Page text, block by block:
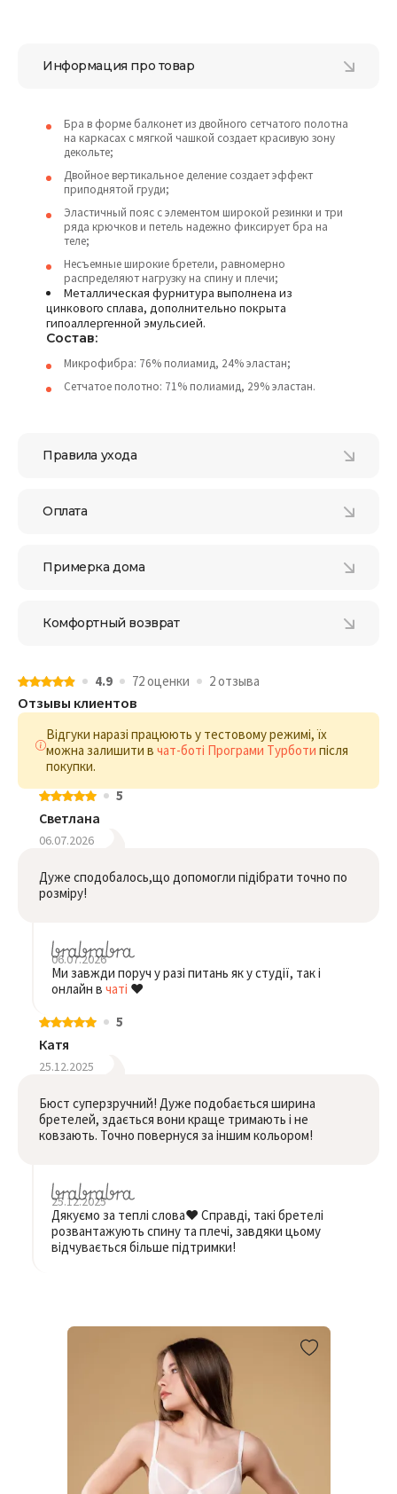
Информация про товар
Бра в форме балконет из двойного сетчатого полотна
на каркасах с мягкой чашкой создает красивую зону
декольте;
Двойное вертикальное деление создает эффект
приподнятой груди;
Эластичный пояс с элементом широкой резинки и три
ряда крючков и петель надежно фиксирует бра на
теле;
Несъемные широкие бретели, равномерно
распределяют нагрузку на спину и плечи;
Металлическая фурнитура выполнена из
цинкового сплава, дополнительно покрыта
гипоаллергенной эмульсией.
Состав:
Микрофибра: 76% полиамид, 24% эластан;
Сетчатое полотно: 71% полиамид, 29% эластан.
Правила ухода
Оплата
Примерка дома
Комфортный возврат
4.9 72 оценки 2 отзыва
Отзывы клиентов
Відгуки наразі працюють у тестовому режимі, їх
можна залишити в чат-боті Програми Турботи після
покупки.
5
Светлана
06.07.2026
Дуже сподобалось,що допомогли підібрати точно по
розміру!
06.07.2026
Ми завжди поруч у разі питань як у студії, так і
онлайн в чаті ❤️
5
Катя
25.12.2025
Бюст суперзручний! Дуже подобається ширина
бретелей, здається вони краще тримають і не
ковзають. Точно повернуся за іншим кольором!
25.12.2025
Дякуємо за теплі слова❤️ Справді, такі бретелі
розвантажують спину та плечі, завдяки цьому
відчувається більше підтримки!